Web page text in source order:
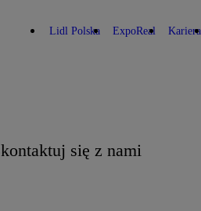
Lidl Polska ExpoReal Kariera
się z nami